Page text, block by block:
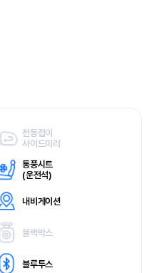
전동접이
사이드미러
통풍시트
(운전석)
내비게이션
블랙박스
블루투스